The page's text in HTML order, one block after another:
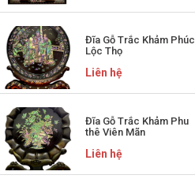
Đĩa Gỗ Trắc Khảm Phúc
Lộc Thọ
Liên hệ
Đĩa Gỗ Trắc Khảm Phu
thê Viên Mãn
Liên hệ